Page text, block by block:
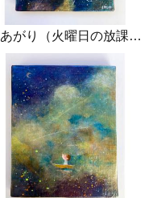
雨あがり（火曜日の放課後）